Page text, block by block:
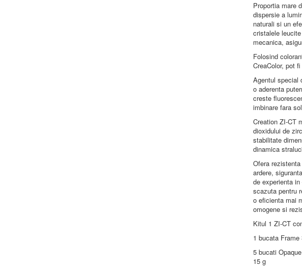
Proportia mare
dispersie a
naturali si un
cristalele
mecanica,
Folosind
CreaColor, pot
Agentul special
o aderenta
creste
imbinare fara
Creation ZI-CT
dioxidului de
stabilitate
dinamica
Ofera
ardere,
de experienta
scazuta pentru
o eficienta mai
omogene si
Kitul 1 ZI-CT
1 bucata
5 bucati
15 g